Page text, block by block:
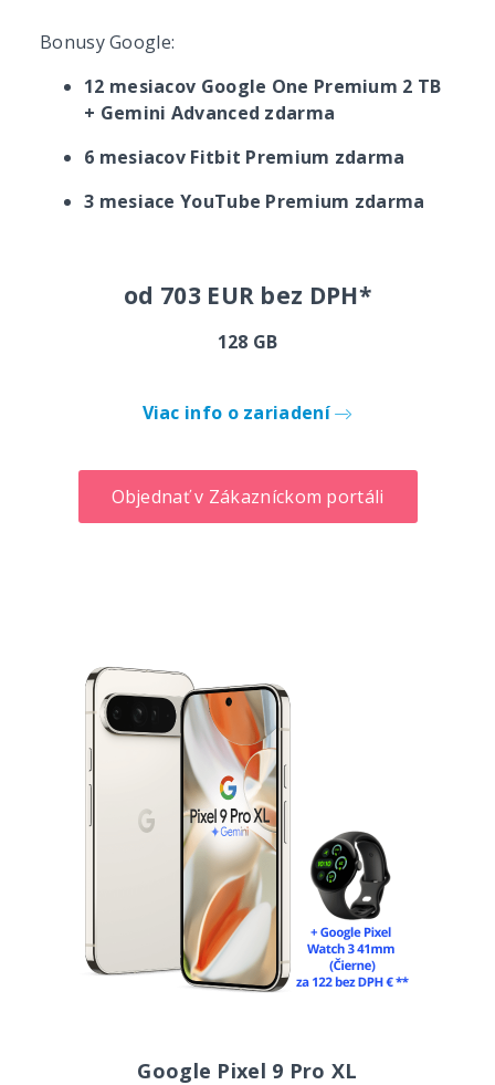
Bonusy Google:
12 mesiacov Google One Premium 2 TB
+ Gemini Advanced zdarma
6 mesiacov Fitbit Premium zdarma
3 mesiace YouTube Premium zdarma
od 703 EUR bez DPH*
128 GB
Viac info o zariadení
Objednať v Zákazníckom portáli
Google Pixel 9 Pro XL